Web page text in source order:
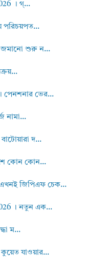
। গ্...
পরিচয়পত...
জমানো শুরু ন...
পেনশনার ভের...
নামা...
দ...
কোন কোন...
জিপিএফ চেক...
। নতুন এক...
ম...
যাওয়ার...